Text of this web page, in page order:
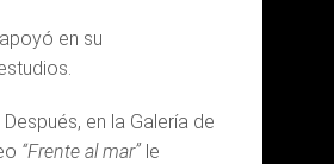
en su
en la Galería de
“Frente al mar”le